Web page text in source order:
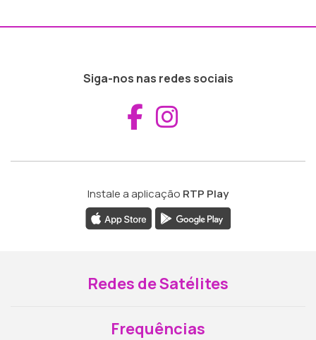
Siga-nos nas redes sociais
Aceder ao
Instale a aplicação RTP Play
Redes de Satélites
Frequências